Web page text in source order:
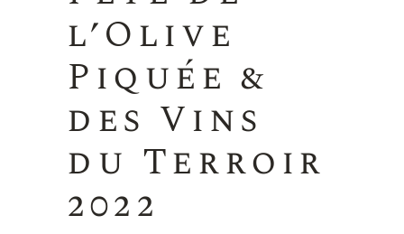
l’Olive
Piquée &
des Vins
du Terroir
2022